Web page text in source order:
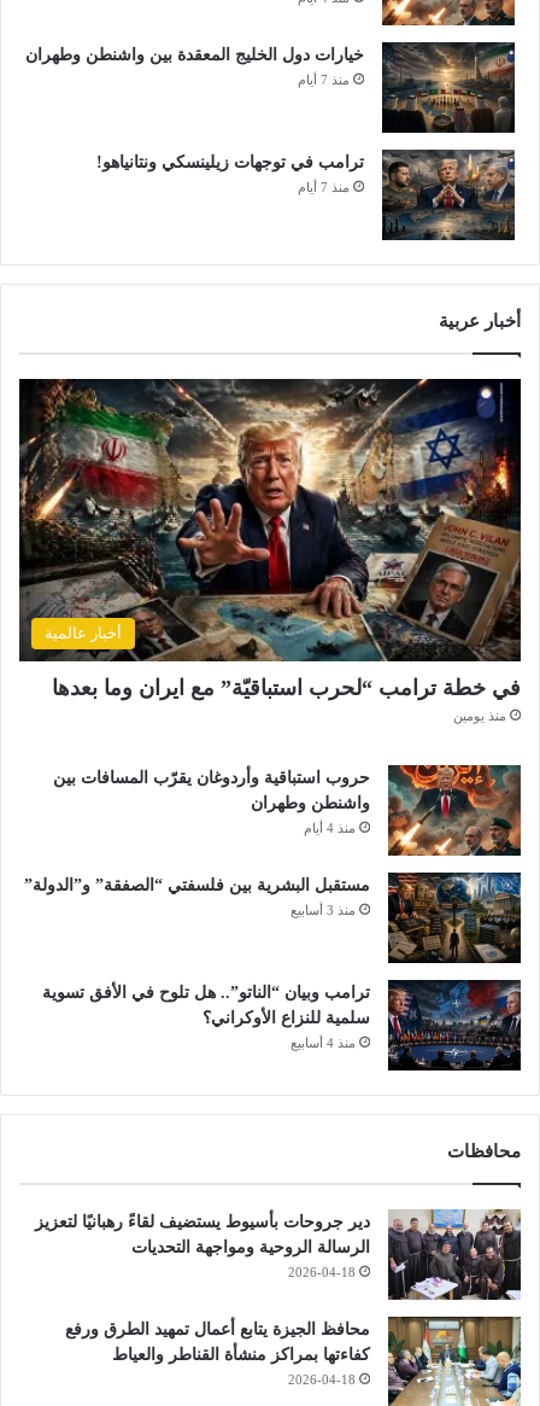
خيارات دول الخليج المعقدة بين واشنطن وطهران
منذ 7 أيام
ترامب في توجهات زيلينسكي ونتانياهو!
منذ 7 أيام
أخبار عربية
أخبار عالمية
في خطة ترامب “لحرب استباقيّة” مع ايران وما بعدها
منذ يومين
حروب استباقية وأردوغان يقرّب المسافات بين
واشنطن وطهران
منذ 4 أيام
مستقبل البشرية بين فلسفتي “الصفقة” و”الدولة”
منذ 3 أسابيع
ترامب وبيان “الناتو”.. هل تلوح في الأفق تسوية
سلمية للنزاع الأوكراني؟
منذ 4 أسابيع
محافظات
دير جروحات بأسيوط يستضيف لقاءً رهبانيًا لتعزيز
الرسالة الروحية ومواجهة التحديات
2026-04-18
محافظ الجيزة يتابع أعمال تمهيد الطرق ورفع
كفاءتها بمراكز منشأة القناطر والعياط
2026-04-18